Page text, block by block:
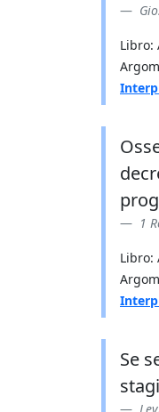
Libro:
1
Libro:
Se